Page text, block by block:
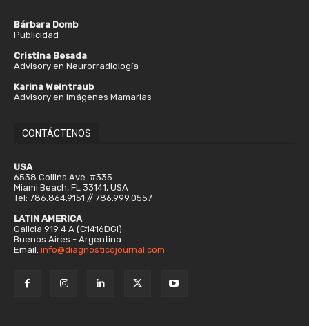
Bárbara Domb
Publicidad
Cristina Besada
Advisory en Neurorradiología
Karina Weintraub
Advisory en Imágenes Mamarias
CONTÁCTENOS
USA
6538 Collins Ave. #335
Miami Beach, FL 33141, USA
Tel: 786.864.9151 // 786.999.0557
LATIN AMERICA
Galicia 919 4 A (C1416DGI)
Buenos Aires - Argentina
Email: info@diagnosticojournal.com